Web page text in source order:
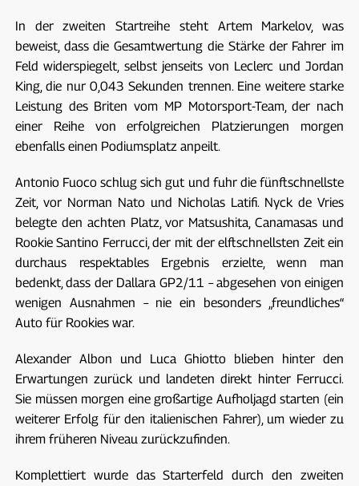
In der zweiten Startreihe steht Artem Markelov, was
beweist, dass die Gesamtwertung die Stärke der Fahrer im
Feld widerspiegelt, selbst jenseits von Leclerc und Jordan
King, die nur 0,043 Sekunden trennen. Eine weitere starke
Leistung des Briten vom MP Motorsport-Team, der nach
einer Reihe von erfolgreichen Platzierungen morgen
ebenfalls einen Podiumsplatz anpeilt.
Antonio Fuoco schlug sich gut und fuhr die fünftschnellste
Zeit, vor Norman Nato und Nicholas Latifi. Nyck de Vries
belegte den achten Platz, vor Matsushita, Canamasas und
Rookie Santino Ferrucci, der mit der elftschnellsten Zeit ein
durchaus respektables Ergebnis erzielte, wenn man
bedenkt, dass der Dallara GP2/11 – abgesehen von einigen
wenigen Ausnahmen – nie ein besonders „freundliches“
Auto für Rookies war.
Alexander Albon und Luca Ghiotto blieben hinter den
Erwartungen zurück und landeten direkt hinter Ferrucci.
Sie müssen morgen eine großartige Aufholjagd starten (ein
weiterer Erfolg für den italienischen Fahrer), um wieder zu
ihrem früheren Niveau zurückzufinden.
Komplettiert wurde das Starterfeld durch den zweiten